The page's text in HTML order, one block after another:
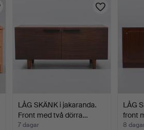
LÅG SKÄNK i jakaranda.
Front med två dörra…
7 dagar
LÅG
front
8